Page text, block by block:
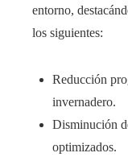
entorno,
los siguientes:
Reducción
invernadero.
Disminución
optimizados.